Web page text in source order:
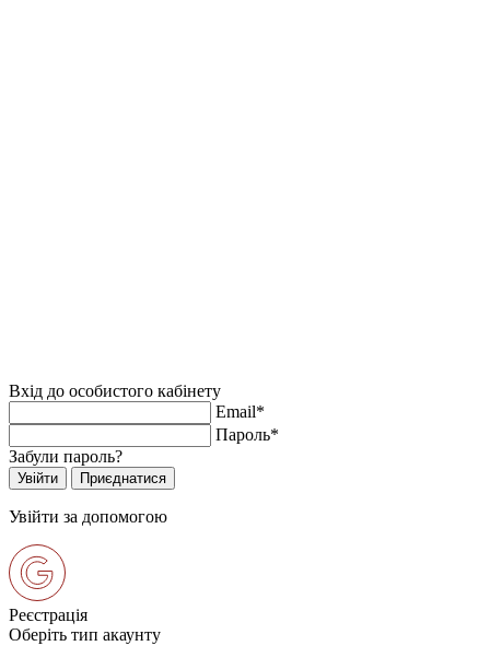
Вхід до особистого кабінету
Email*
Пароль*
Забули пароль?
Увійти за допомогою
Реєстрація
Оберіть тип акаунту